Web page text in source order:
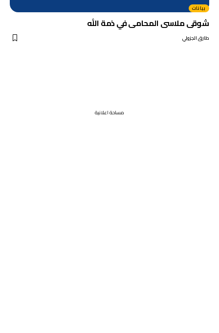
بيانات
شوقى ملاسى المحامى في ذمة الله
طارق الجزولي
مساحة اعلانية